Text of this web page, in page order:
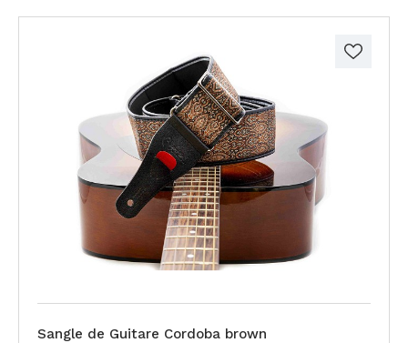
Sangle de Guitare Cordoba brown